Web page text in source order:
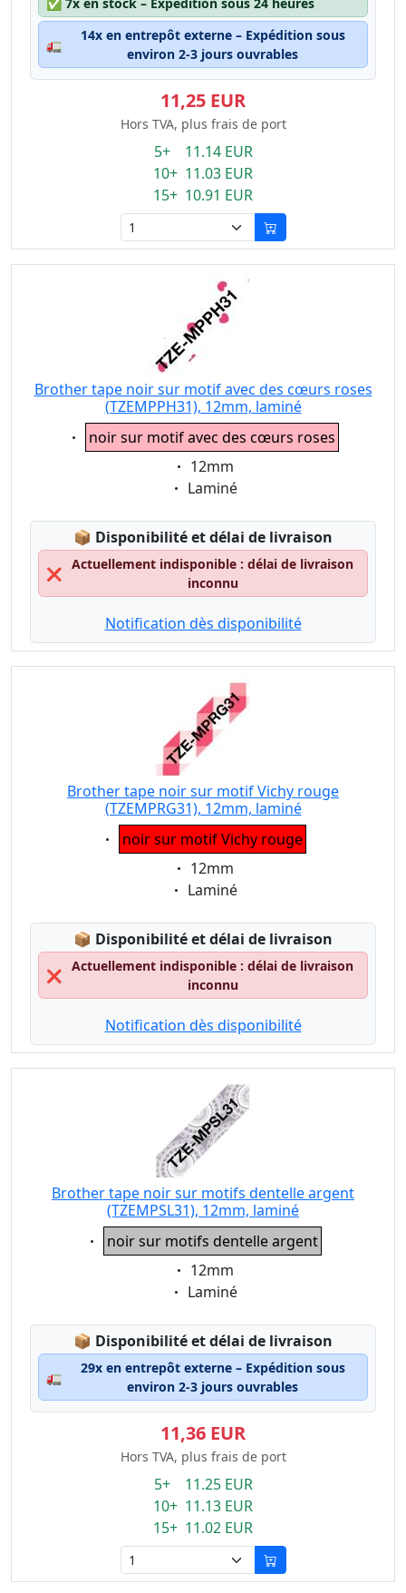
🚛
14x en entrepôt externe – Expédition sous
environ 2-3 jours ouvrables
11,25 EUR
Hors TVA, plus frais de port
5+ 11.14 EUR
10+ 11.03 EUR
15+ 10.91 EUR
Brother tape noir sur motif avec des cœurs roses
(TZEMPPH31), 12mm, laminé
Eigenschaft:
noir sur motif avec des cœurs roses
Eigenschaft:
12mm
Eigenschaft:
Laminé
📦 Lagerstatus:
Disponibilité et délai de livraison
❌
Actuellement indisponible : délai de livraison
inconnu
Notification dès disponibilité
Brother tape noir sur motif Vichy rouge
(TZEMPRG31), 12mm, laminé
Eigenschaft:
noir sur motif Vichy rouge
Eigenschaft:
12mm
Eigenschaft:
Laminé
📦 Lagerstatus:
Disponibilité et délai de livraison
❌
Actuellement indisponible : délai de livraison
inconnu
Notification dès disponibilité
Brother tape noir sur motifs dentelle argent
(TZEMPSL31), 12mm, laminé
Eigenschaft:
noir sur motifs dentelle argent
Eigenschaft:
12mm
Eigenschaft:
Laminé
📦 Lagerstatus:
Disponibilité et délai de livraison
🚛
29x en entrepôt externe – Expédition sous
environ 2-3 jours ouvrables
11,36 EUR
Hors TVA, plus frais de port
5+ 11.25 EUR
10+ 11.13 EUR
15+ 11.02 EUR